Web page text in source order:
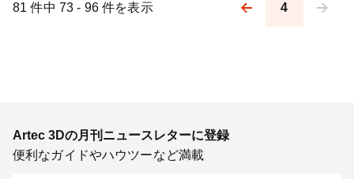
81 件中 73 - 96 件を表示
Pagination
4
Artec 3Dの月刊ニュースレターに登録
便利なガイドやハウツーなど満載